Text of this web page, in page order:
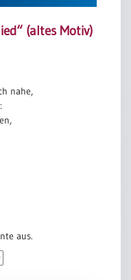
(altes Motiv)
nahe,
aus.